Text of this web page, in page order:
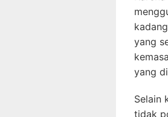
yang
yang
Selain
tidak